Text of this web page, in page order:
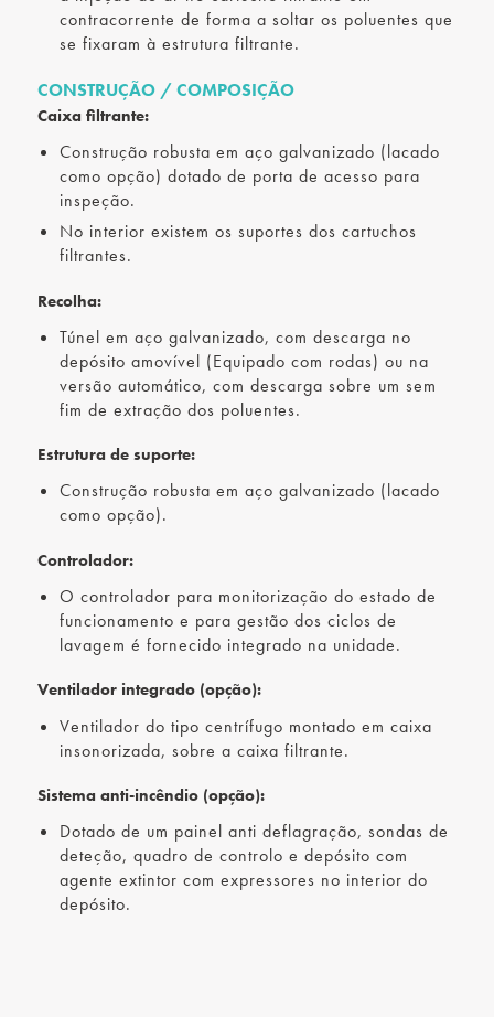
contracorrente de forma a soltar os poluentes que
se fixaram à estrutura filtrante.
CONSTRUÇÃO / COMPOSIÇÃO
Caixa filtrante:
Construção robusta em aço galvanizado (lacado
como opção) dotado de porta de acesso para
inspeção.
No interior existem os suportes dos cartuchos
filtrantes.
Recolha:
Túnel em aço galvanizado, com descarga no
depósito amovível (Equipado com rodas) ou na
versão automático, com descarga sobre um sem
fim de extração dos poluentes.
Estrutura de suporte:
Construção robusta em aço galvanizado (lacado
como opção).
Controlador:
O controlador para monitorização do estado de
funcionamento e para gestão dos ciclos de
lavagem é fornecido integrado na unidade.
Ventilador integrado (opção):
Ventilador do tipo centrífugo montado em caixa
insonorizada, sobre a caixa filtrante.
Sistema anti-incêndio (opção):
Dotado de um painel anti deflagração, sondas de
deteção, quadro de controlo e depósito com
agente extintor com expressores no interior do
depósito.